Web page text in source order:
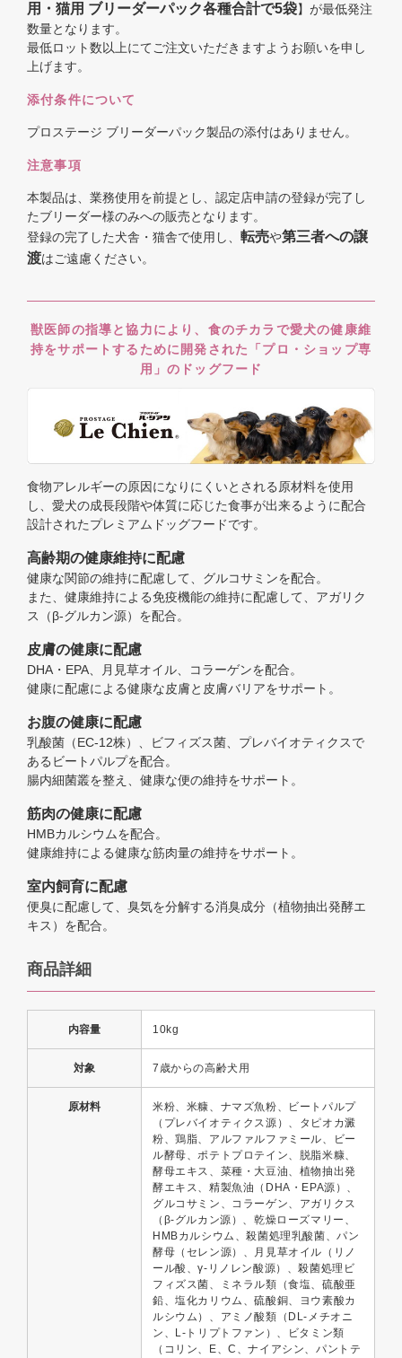
用・猫用 ブリーダーパック各種合計で5袋】が最低発注
数量となります。
最低ロット数以上にてご注文いただきますようお願いを申し
上げます。
添付条件について
プロステージ ブリーダーパック製品の添付はありません。
注意事項
本製品は、業務使用を前提とし、認定店申請の登録が完了し
たブリーダー様のみへの販売となります。
登録の完了した犬舎・猫舎で使用し、 転売や第三者への譲
渡はご遠慮ください。
獣医師の指導と協力により、食のチカラで愛犬の健康維
持をサポートするために開発された「プロ・ショップ専
用」のドッグフード
食物アレルギーの原因になりにくいとされる原材料を使用
し、愛犬の成長段階や体質に応じた食事が出来るように配合
設計されたプレミアムドッグフードです。
高齢期の健康維持に配慮
健康な関節の維持に配慮して、グルコサミンを配合。
また、健康維持による免疫機能の維持に配慮して、アガリク
ス（β-グルカン源）を配合。
皮膚の健康に配慮
DHA・EPA、月見草オイル、コラーゲンを配合。
健康に配慮による健康な皮膚と皮膚バリアをサポート。
お腹の健康に配慮
乳酸菌（EC-12株）、ビフィズス菌、プレバイオティクスで
あるビートパルプを配合。
腸内細菌叢を整え、健康な便の維持をサポート。
筋肉の健康に配慮
HMBカルシウムを配合。
健康維持による健康な筋肉量の維持をサポート。
室内飼育に配慮
便臭に配慮して、臭気を分解する消臭成分（植物抽出発酵エ
キス）を配合。
商品詳細
内容量 10kg
対象 7歳からの高齢犬用
原材料
米粉、米糠、ナマズ魚粉、ビートパルプ
（プレバイオティクス源）、タピオカ澱
粉、鶏脂、アルファルファミール、ビー
ル酵母、ポテトプロテイン、脱脂米糠、
酵母エキス、菜種・大豆油、植物抽出発
酵エキス、精製魚油（DHA・EPA源）、
グルコサミン、コラーゲン、アガリクス
（β-グルカン源）、乾燥ローズマリー、
HMBカルシウム、殺菌処理乳酸菌、パン
酵母（セレン源）、月見草オイル（リノ
ール酸、γ-リノレン酸源）、殺菌処理ビ
フィズス菌、ミネラル類（食塩、硫酸亜
鉛、塩化カリウム、硫酸銅、ヨウ素酸カ
ルシウム）、アミノ酸類（DL-メチオニ
ン、L-トリプトファン）、ビタミン類
（コリン、E、C、ナイアシン、パントテ